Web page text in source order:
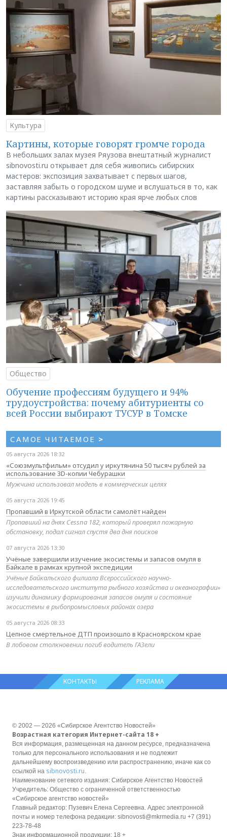
Культура
Картины, которые говорят громче города
В небольших залах музея Ряузова внештатный журналист
sibnovosti.ru открывает для себя живопись сибирских
мастеров: экспозиция захватывает с первых шагов,
заставляя забыть о городском шуме и вслушаться в то, как
картины рассказывают историю края ярче любых слов
Общество
Обучение профессиям будущего и 94%
трудоустройства: почему абитуриенты со
всей России выбирают ТУСУР в Томске
САМОЕ ЧИТАЕМОЕ >
05 августа 2026 18:32
«Союзмультфильм» отсудил у иркутянина 50 тысяч рублей за
использование 3D-копии Чебурашки
Мужчина использовал модель в коммерческих целях
05 августа 2026 19:45
Пропавший в Иркутской области самолёт найден
Пропавший на днях Cessna 182, который проверял пожарную
обстановку, подал сигнал спустя два дня поисков
07 августа 2026 13:30
Учёные завершили изучение экосистемы и запасов омуля в
Байкале в рамках крупной экспедиции
Учёные Байкальского филиала Всероссийского научно-
исследовательского института рыбного хозяйства и океанографии»
изучили динамику формирования запасов омуля и состояние
экосистемы в рыбопромысловых районах озера
05 августа 2026 08:33
Цепное смертельное ДТП произошло в Красноярском крае
В лобовом столкновении погиб водитель ГАЗели
КОНТАКТЫ РЕКЛАМА
© 2002 — 2026 «Сибирское Агентство Новостей»
Возрастная категория Интернет-сайта 18 +
Вся информация, размещенная на данном ресурсе, предназначена
только для персонального использования и не подлежит
дальнейшему воспроизведению или распространению, иначе как со
ссылкой на sibnovosti.ru.
Наименование сетевого издания: Сибирское Агентство Новостей
Учредитель: Общество с ограниченной ответственностью
«Сибирское агентство новостей»
Главный редактор: Пузевич Елена Сергеевна. Адрес электронной
почты и номер телефона редакции: sibnovosti@mkrmedia.ru +7 (391)
223-78-48
Знак информационной продукции: 18 +